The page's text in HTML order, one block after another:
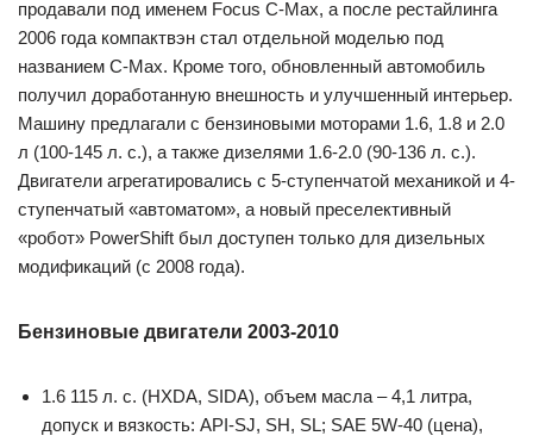
продавали под именем Focus C-Max, а после рестайлинга
2006 года компактвэн стал отдельной моделью под
названием C-Max. Кроме того, обновленный автомобиль
получил доработанную внешность и улучшенный интерьер.
Машину предлагали с бензиновыми моторами 1.6, 1.8 и 2.0
л (100-145 л. с.), а также дизелями 1.6-2.0 (90-136 л. с.).
Двигатели агрегатировались с 5-ступенчатой механикой и 4-
ступенчатый «автоматом», а новый преселективный
«робот» PowerShift был доступен только для дизельных
модификаций (с 2008 года).
Бензиновые двигатели 2003-2010
1.6 115 л. с. (HXDA, SIDA), объем масла – 4,1 литра,
допуск и вязкость: API-SJ, SH, SL; SAE 5W-40 (цена),